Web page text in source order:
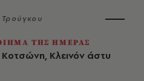
Τρούγκου
ΤΗΣ ΗΜΕΡΑΣ
Κοτσώνη, Κλεινόν άστυ